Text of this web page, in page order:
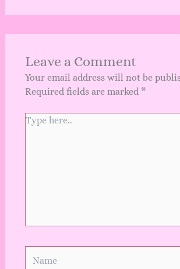
Leave a Comment
Your email address will not be
Required fields are marked *
Type